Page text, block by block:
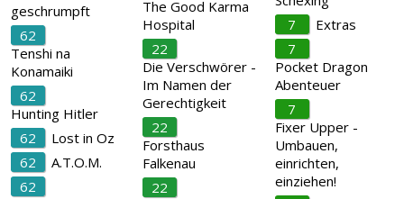
geschrumpft
62
Tenshi na
Konamaiki
62
Hunting Hitler
62
Lost in Oz
62
A.T.O.M.
62
The Good Karma
Hospital
22
Die Verschwörer -
Im Namen der
Gerechtigkeit
22
Forsthaus
Falkenau
22
7
Extras
7
Pocket Dragon
Abenteuer
7
Fixer Upper -
Umbauen,
einrichten,
einziehen!